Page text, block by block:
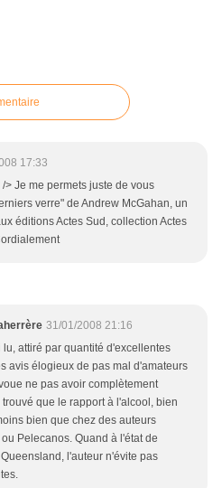
17:33
> Je me permets juste de vous
verre" de Andrew McGahan, un
éditions Actes Sud, collection Actes
31/01/2008 21:16
lu, attiré par quantité d'excellentes
avis élogieux de pas mal d'amateurs
ne pas avoir complètement
que le rapport à l'alcool, bien
bien que chez des auteurs
Pelecanos. Quand à l'état de
l'auteur n'évite pas